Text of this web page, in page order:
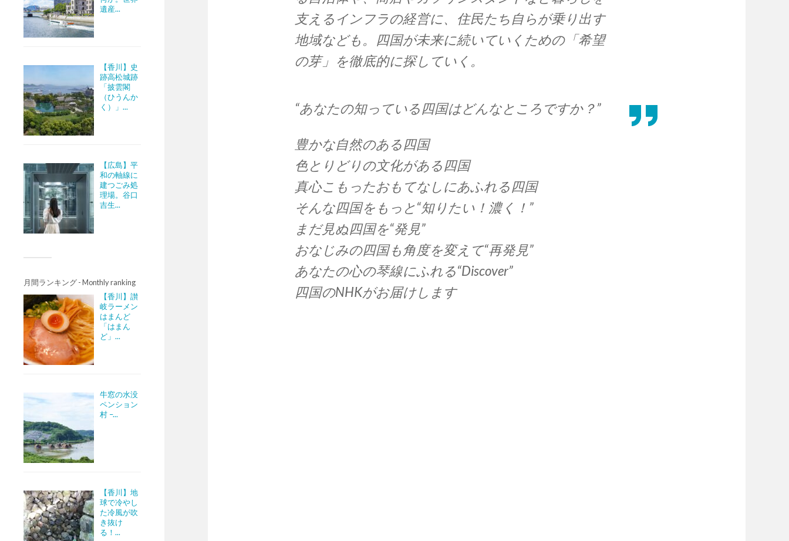
遺産...
【香川】史
跡高松城跡
「披雲閣
（ひうんか
く）」...
【広島】平
和の軸線に
建つごみ処
理場。谷口
吉生...
月間ランキング - Monthly ranking
【香川】讃
岐ラーメン
はまんど
「はまん
ど」...
牛窓の水没
ペンション
村 –...
【香川】地
球で冷やし
た冷風が吹
き抜け
る！...
支えるインフラの経営に、住民たち自らが乗り出す
地域なども。四国が未来に続いていくための「希望
の芽」を徹底的に探していく。
“あなたの知っている四国はどんなところですか？”
豊かな自然のある四国
色とりどりの文化がある四国
真心こもったおもてなしにあふれる四国
そんな四国をもっと“知りたい！濃く！”
まだ見ぬ四国を“発見”
おなじみの四国も角度を変えて“再発見”
あなたの心の琴線にふれる“Discover”
四国のNHKがお届けします